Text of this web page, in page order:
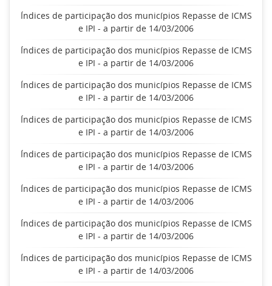
Índices de participação dos municípios Repasse de ICMS
e IPI - a partir de 14/03/2006
Índices de participação dos municípios Repasse de ICMS
e IPI - a partir de 14/03/2006
Índices de participação dos municípios Repasse de ICMS
e IPI - a partir de 14/03/2006
Índices de participação dos municípios Repasse de ICMS
e IPI - a partir de 14/03/2006
Índices de participação dos municípios Repasse de ICMS
e IPI - a partir de 14/03/2006
Índices de participação dos municípios Repasse de ICMS
e IPI - a partir de 14/03/2006
Índices de participação dos municípios Repasse de ICMS
e IPI - a partir de 14/03/2006
Índices de participação dos municípios Repasse de ICMS
e IPI - a partir de 14/03/2006